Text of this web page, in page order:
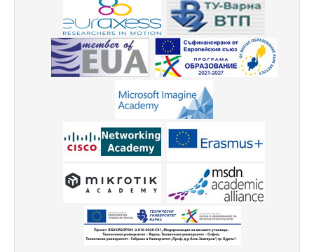
Електротехнически факултет
Факултет по изчислителна техника и автоматизация
Машинно-технологичен факултет
Корабостроителен факултет
Добруджански технологичен колеж
Месец на науката 2024
Начало
Научноизследователски институт
Електротехнически факултет